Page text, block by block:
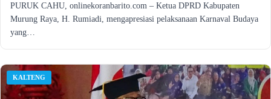
PURUK CAHU, onlinekoranbarito.com – Ketua DPRD Kabupaten
Murung Raya, H. Rumiadi, mengapresiasi pelaksanaan Karnaval Budaya
yang…
KALTENG